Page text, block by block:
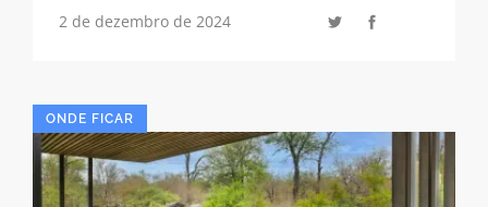
2 de dezembro de 2024
ONDE FICAR